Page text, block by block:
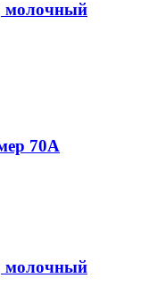
молочный
70A
молочный